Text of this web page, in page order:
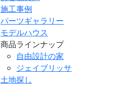
施工事例
パーツギャラリー
モデルハウス
商品ラインナップ
自由設計の家
ジェイブリッサ
土地探し